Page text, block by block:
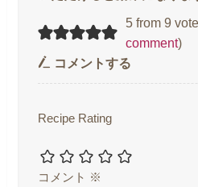
5 from 9
comment)
コメントする
Recipe Rating
コメント ※